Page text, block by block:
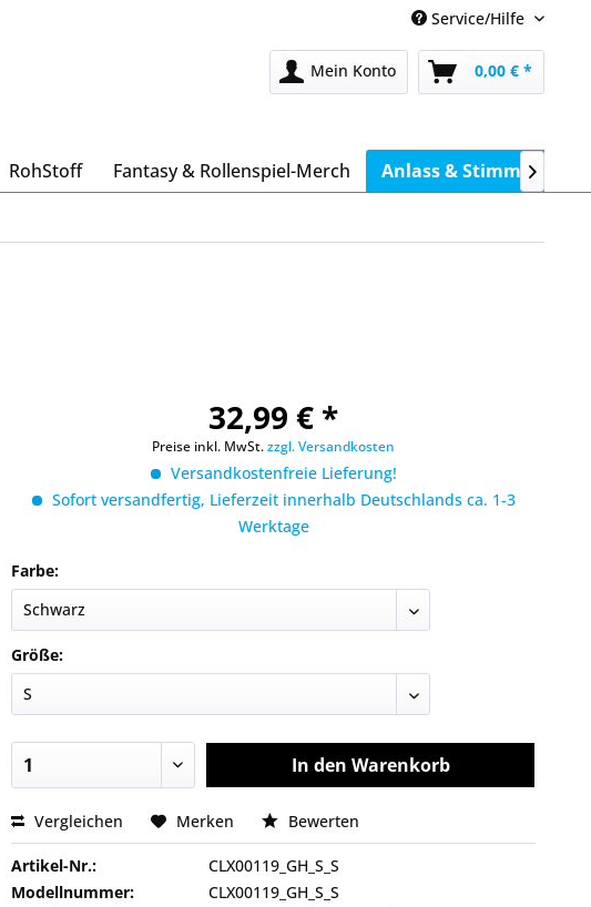
Service/Hilfe
Mein Konto 0,00 € *
RohStoff Fantasy & Rollenspiel-Merch Anlass & Stimmung

32,99 € *
Preise inkl. MwSt.zzgl. Versandkosten
Versandkostenfreie Lieferung!
Sofort versandfertig, Lieferzeit innerhalb Deutschlands ca. 1-3
Werktage
Farbe:
Größe:
In den Warenkorb
Vergleichen Merken Bewerten
Artikel-Nr.:
CLX00119_GH_S_S
Modellnummer:
CLX00119_GH_S_S